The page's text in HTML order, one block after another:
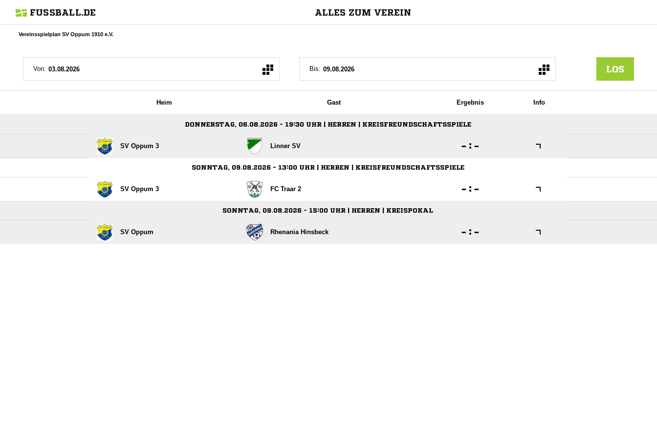
FUSSBALL.DE ALLES ZUM VEREIN
Vereinsspielplan SV Oppum 1910 e.V.
Von: Bis: LOS
Heim Gast Ergebnis Info
DONNERSTAG, 06.08.2026 - 19:30 UHR | HERREN | KREISFREUNDSCHAFTSSPIELE
SV Oppum 3 Linner SV  : 
SONNTAG, 09.08.2026 - 13:00 UHR | HERREN | KREISFREUNDSCHAFTSSPIELE
SV Oppum 3 FC Traar 2  : 
SONNTAG, 09.08.2026 - 15:00 UHR | HERREN | KREISPOKAL
SV Oppum Rhenania Hinsbeck  : 